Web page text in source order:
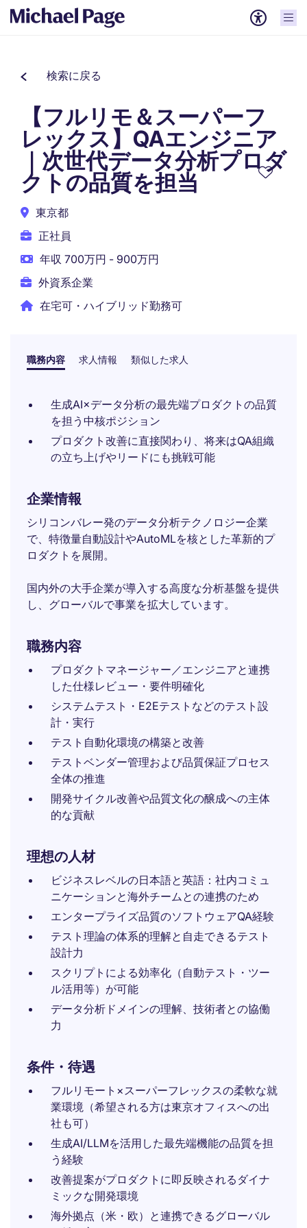
検索に戻る
【フルリモ＆スーパーフ
レックス】QAエンジニア
｜次世代データ分析プロダ
クトの品質を担当
東京都
正社員
年収 700万円 - 900万円
外資系企業
在宅可・ハイブリッド勤務可
職務内容 求人情報 類似した求人
生成AI×データ分析の最先端プロダクトの品質
を担う中核ポジション
プロダクト改善に直接関わり、将来はQA組織
の立ち上げやリードにも挑戦可能
企業情報
シリコンバレー発のデータ分析テクノロジー企業
で、特徴量自動設計やAutoMLを核とした革新的プ
ロダクトを展開。
国内外の大手企業が導入する高度な分析基盤を提供
し、グローバルで事業を拡大しています。
職務内容
プロダクトマネージャー／エンジニアと連携
した仕様レビュー・要件明確化
システムテスト・E2Eテストなどのテスト設
計・実行
テスト自動化環境の構築と改善
テストベンダー管理および品質保証プロセス
全体の推進
開発サイクル改善や品質文化の醸成への主体
的な貢献
理想の人材
ビジネスレベルの日本語と英語：社内コミュ
ニケーションと海外チームとの連携のため
エンタープライズ品質のソフトウェアQA経験
テスト理論の体系的理解と自走できるテスト
設計力
スクリプトによる効率化（自動テスト・ツー
ル活用等）が可能
データ分析ドメインの理解、技術者との協働
力
条件・待遇
フルリモート×スーパーフレックスの柔軟な就
業環境（希望される方は東京オフィスへの出
社も可）
生成AI/LLMを活用した最先端機能の品質を担
う経験
改善提案がプロダクトに即反映されるダイナ
ミックな開発環境
海外拠点（米・欧）と連携できるグローバル